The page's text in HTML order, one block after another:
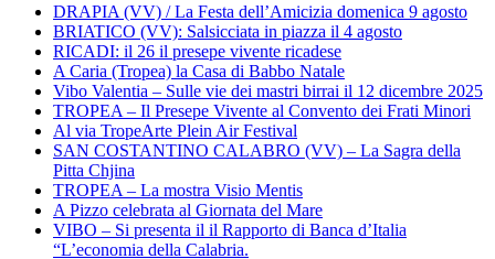
DRAPIA (VV) / La Festa dell’Amicizia domenica 9 agosto
BRIATICO (VV): Salsicciata in piazza il 4 agosto
RICADI: il 26 il presepe vivente ricadese
A Caria (Tropea) la Casa di Babbo Natale
Vibo Valentia – Sulle vie dei mastri birrai il 12 dicembre 2025
TROPEA – Il Presepe Vivente al Convento dei Frati Minori
Al via TropeArte Plein Air Festival
SAN COSTANTINO CALABRO (VV) – La Sagra della
Pitta Chjina
TROPEA – La mostra Visio Mentis
A Pizzo celebrata al Giornata del Mare
VIBO – Si presenta il il Rapporto di Banca d’Italia
“L’economia della Calabria.